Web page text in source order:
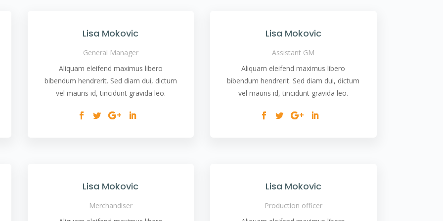
Lisa Mokovic
General Manager
Aliquam eleifend maximus libero
bibendum hendrerit. Sed diam dui, dictum
vel mauris id, tincidunt gravida leo.
Lisa Mokovic
Assistant GM
Aliquam eleifend maximus libero
bibendum hendrerit. Sed diam dui, dictum
vel mauris id, tincidunt gravida leo.
Lisa Mokovic
Merchandiser
Lisa Mokovic
Production officer